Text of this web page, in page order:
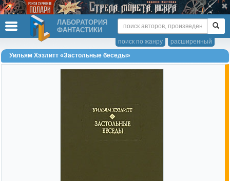
ЛАБОРАТОРИЯ
ФАНТАСТИКИ
расширенный
поиск по жанру
Уильям Хэзлитт «Застольные беседы»